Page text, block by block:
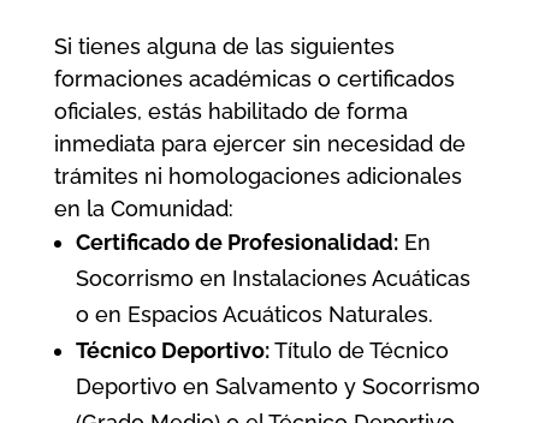
Si tienes alguna de las siguientes
formaciones académicas o certificados
oficiales, estás habilitado de forma
inmediata para ejercer sin necesidad de
trámites ni homologaciones adicionales
en la Comunidad:
Certificado de Profesionalidad:En
Socorrismo en Instalaciones Acuáticas
o en Espacios Acuáticos Naturales.
Técnico Deportivo:Título de Técnico
Deportivo en Salvamento y Socorrismo